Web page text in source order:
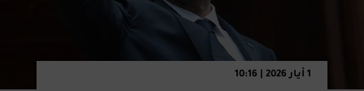
1 أيار 2026 | 10:16